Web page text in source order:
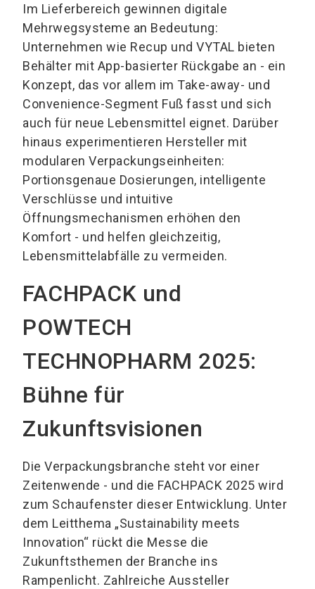
Im Lieferbereich gewinnen digitale
Mehrwegsysteme an Bedeutung:
Unternehmen wie Recup und VYTAL bieten
Behälter mit App-basierter Rückgabe an - ein
Konzept, das vor allem im Take-away- und
Convenience-Segment Fuß fasst und sich
auch für neue Lebensmittel eignet. Darüber
hinaus experimentieren Hersteller mit
modularen Verpackungseinheiten:
Portionsgenaue Dosierungen, intelligente
Verschlüsse und intuitive
Öffnungsmechanismen erhöhen den
Komfort - und helfen gleichzeitig,
Lebensmittelabfälle zu vermeiden.
FACHPACK und
POWTECH
TECHNOPHARM 2025:
Bühne für
Zukunftsvisionen
Die Verpackungsbranche steht vor einer
Zeitenwende - und die FACHPACK 2025 wird
zum Schaufenster dieser Entwicklung. Unter
dem Leitthema „Sustainability meets
Innovation“ rückt die Messe die
Zukunftsthemen der Branche ins
Rampenlicht. Zahlreiche Aussteller